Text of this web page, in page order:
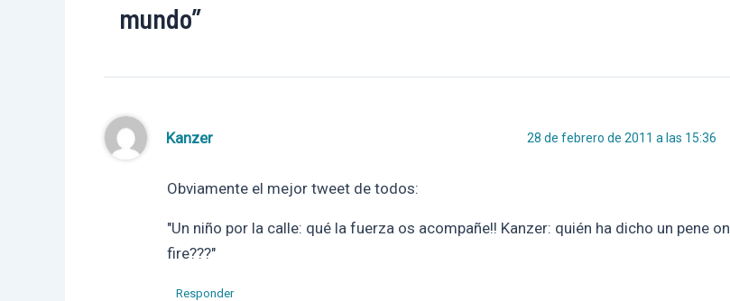
mundo”
Kanzer 28 de febrero de 2011 a las 15:36
Obviamente el mejor tweet de todos:
"Un niño por la calle: qué la fuerza os acompañe!! Kanzer: quién ha dicho un pene on
fire???"
Responder